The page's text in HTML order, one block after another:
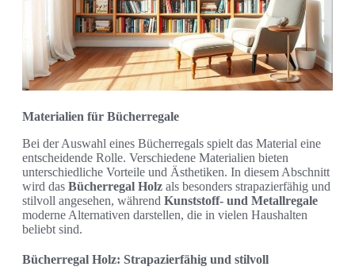
Materialien für Bücherregale
Bei der Auswahl eines Bücherregals spielt das Material eine
entscheidende Rolle. Verschiedene Materialien bieten
unterschiedliche Vorteile und Ästhetiken. In diesem Abschnitt
wird das Bücherregal Holz als besonders strapazierfähig und
stilvoll angesehen, während Kunststoff- und Metallregale
moderne Alternativen darstellen, die in vielen Haushalten
beliebt sind.
Bücherregal Holz: Strapazierfähig und stilvoll